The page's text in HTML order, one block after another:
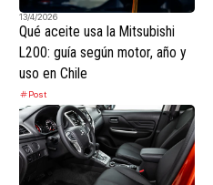
13/4/2026
Qué aceite usa la Mitsubishi
L200: guía según motor, año y
uso en Chile
Post